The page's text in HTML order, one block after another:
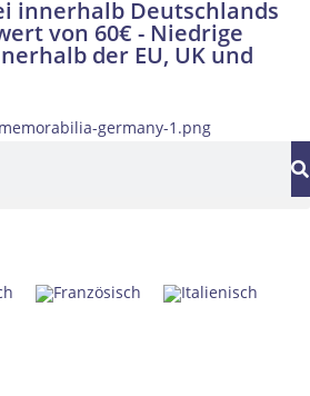
innerhalb Deutschlands
von 60€ - Niedrige
der EU, UK und